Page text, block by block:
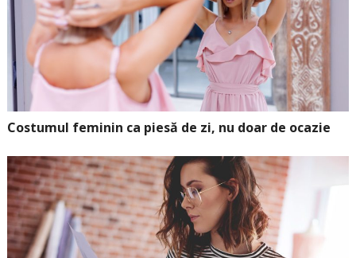
Costumul feminin ca piesă de zi, nu doar de ocazie